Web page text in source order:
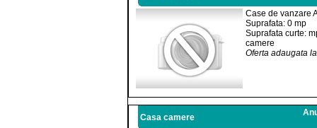
Case de vanzare
Suprafata: 0 mp
Suprafata curte:
camere
Oferta adaugata
Casa camere